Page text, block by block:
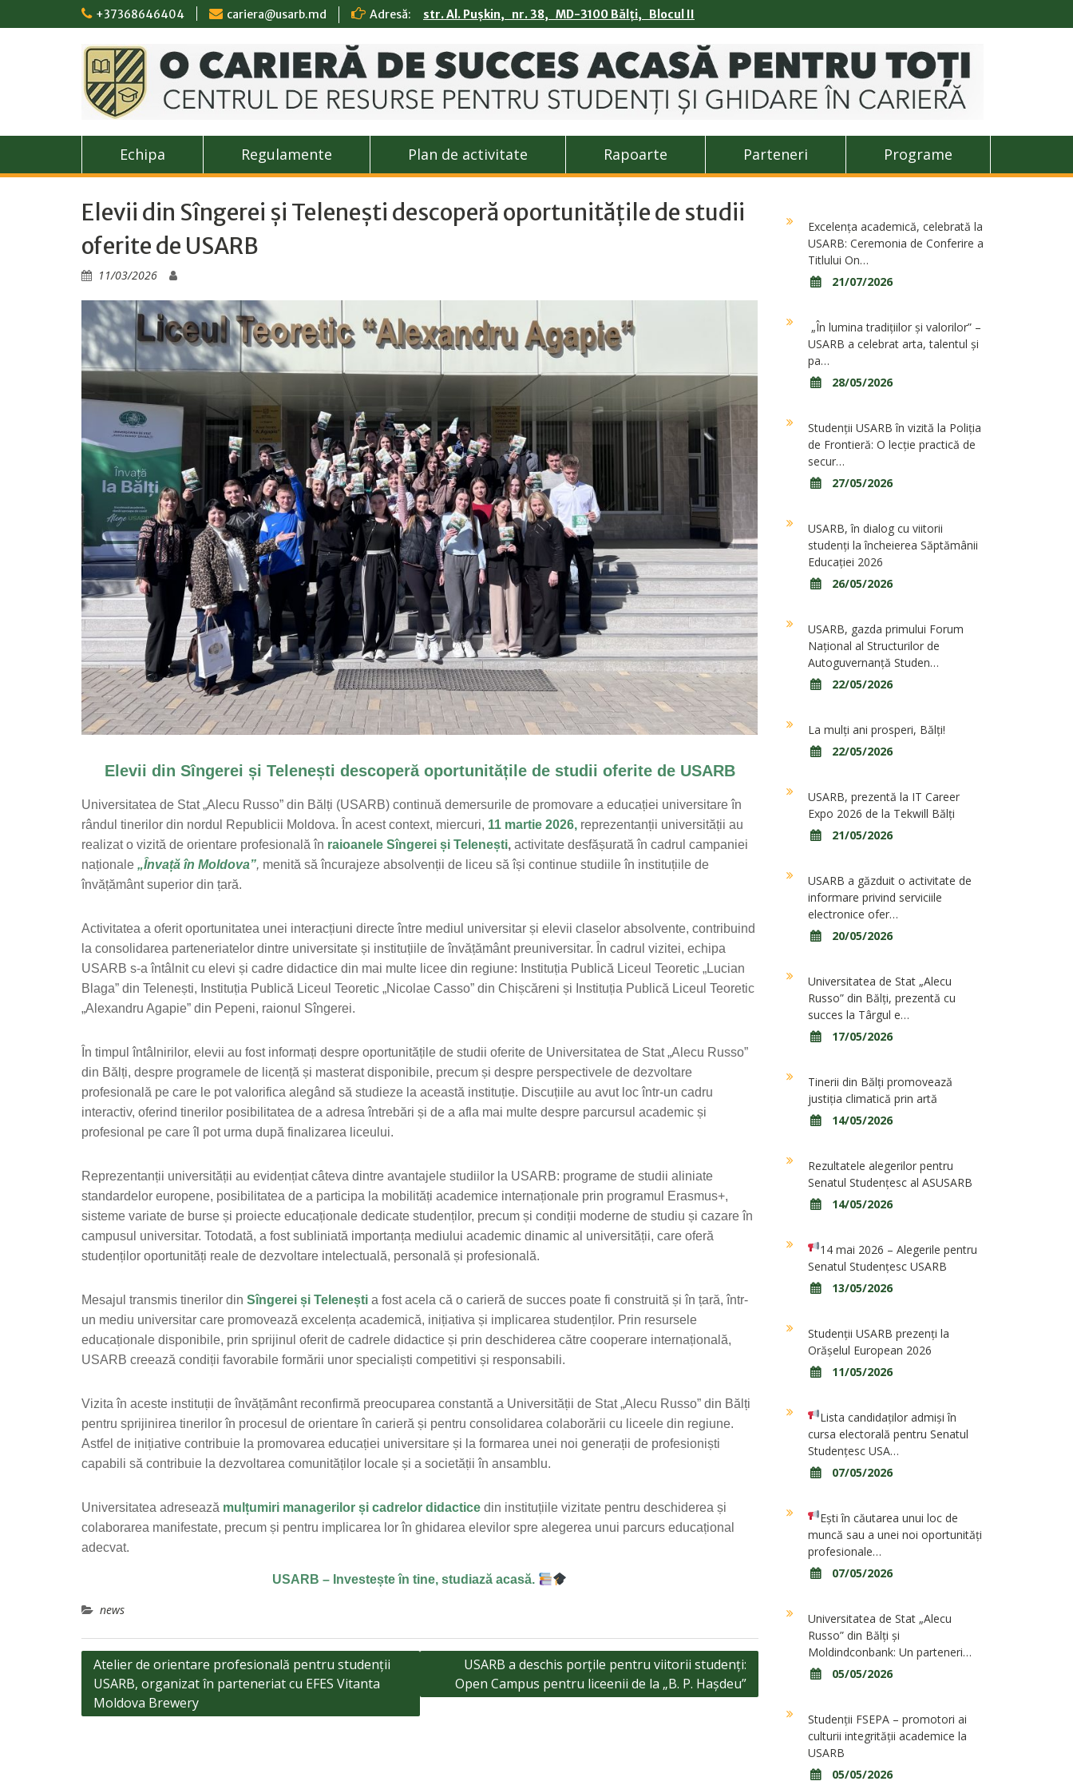
to
+37368646404 cariera@usarb.md Adresă: str. Al. Pușkin, nr. 38, MD-3100 Bălți, Blocul II
Echipa Regulamente Plan de activitate Rapoarte Parteneri Programe
Elevii din Sîngerei și Telenești descoperă oportunitățile de studii
oferite de USARB
11/03/2026
Elevii din Sîngerei și Telenești descoperă oportunitățile de studii oferite de USARB
Universitatea de Stat „Alecu Russo” din Bălți (USARB) continuă demersurile de promovare a educației universitare în
rândul tinerilor din nordul Republicii Moldova. În acest context, miercuri, 11 martie 2026, reprezentanții universității au
realizat o vizită de orientare profesională în raioanele Sîngerei și Telenești, activitate desfășurată în cadrul campaniei
naționale „Învață în Moldova”, menită să încurajeze absolvenții de liceu să își continue studiile în instituțiile de
învățământ superior din țară.
Activitatea a oferit oportunitatea unei interacțiuni directe între mediul universitar și elevii claselor absolvente, contribuind
la consolidarea parteneriatelor dintre universitate și instituțiile de învățământ preuniversitar. În cadrul vizitei, echipa
USARB s-a întâlnit cu elevi și cadre didactice din mai multe licee din regiune: Instituția Publică Liceul Teoretic „Lucian
Blaga” din Telenești, Instituția Publică Liceul Teoretic „Nicolae Casso” din Chișcăreni și Instituția Publică Liceul Teoretic
„Alexandru Agapie” din Pepeni, raionul Sîngerei.
În timpul întâlnirilor, elevii au fost informați despre oportunitățile de studii oferite de Universitatea de Stat „Alecu Russo”
din Bălți, despre programele de licență și masterat disponibile, precum și despre perspectivele de dezvoltare
profesională pe care le pot valorifica alegând să studieze la această instituție. Discuțiile au avut loc într-un cadru
interactiv, oferind tinerilor posibilitatea de a adresa întrebări și de a afla mai multe despre parcursul academic și
profesional pe care îl pot urma după finalizarea liceului.
Reprezentanții universității au evidențiat câteva dintre avantajele studiilor la USARB: programe de studii aliniate
standardelor europene, posibilitatea de a participa la mobilități academice internaționale prin programul Erasmus+,
sisteme variate de burse și proiecte educaționale dedicate studenților, precum și condiții moderne de studiu și cazare în
campusul universitar. Totodată, a fost subliniată importanța mediului academic dinamic al universității, care oferă
studenților oportunități reale de dezvoltare intelectuală, personală și profesională.
Mesajul transmis tinerilor din Sîngerei și Telenești a fost acela că o carieră de succes poate fi construită și în țară, într-
un mediu universitar care promovează excelența academică, inițiativa și implicarea studenților. Prin resursele
educaționale disponibile, prin sprijinul oferit de cadrele didactice și prin deschiderea către cooperare internațională,
USARB creează condiții favorabile formării unor specialiști competitivi și responsabili.
Vizita în aceste instituții de învățământ reconfirmă preocuparea constantă a Universității de Stat „Alecu Russo” din Bălți
pentru sprijinirea tinerilor în procesul de orientare în carieră și pentru consolidarea colaborării cu liceele din regiune.
Astfel de inițiative contribuie la promovarea educației universitare și la formarea unei noi generații de profesioniști
capabili să contribuie la dezvoltarea comunităților locale și a societății în ansamblu.
Universitatea adresează mulțumiri managerilor și cadrelor didactice din instituțiile vizitate pentru deschiderea și
colaborarea manifestate, precum și pentru implicarea lor în ghidarea elevilor spre alegerea unui parcurs educațional
adecvat.
USARB – Investește în tine, studiază acasă.
news
Navigare
în
articole
Atelier de orientare profesională pentru studenții
USARB, organizat în parteneriat cu EFES Vitanta
Moldova Brewery
USARB a deschis porțile pentru viitorii studenți:
Open Campus pentru liceenii de la „B. P. Hașdeu”
Excelența academică, celebrată la
USARB: Ceremonia de Conferire a
Titlului On…
21/07/2026
„În lumina tradițiilor și valorilor” –
USARB a celebrat arta, talentul și
pa…
28/05/2026
Studenții USARB în vizită la Poliția
de Frontieră: O lecție practică de
secur…
27/05/2026
USARB, în dialog cu viitorii
studenți la încheierea Săptămânii
Educației 2026
26/05/2026
USARB, gazda primului Forum
Național al Structurilor de
Autoguvernanță Studen…
22/05/2026
La mulți ani prosperi, Bălți!
22/05/2026
USARB, prezentă la IT Career
Expo 2026 de la Tekwill Bălți
21/05/2026
USARB a găzduit o activitate de
informare privind serviciile
electronice ofer…
20/05/2026
Universitatea de Stat „Alecu
Russo” din Bălți, prezentă cu
succes la Târgul e…
17/05/2026
Tinerii din Bălți promovează
justiția climatică prin artă
14/05/2026
Rezultatele alegerilor pentru
Senatul Studențesc al ASUSARB
14/05/2026
14 mai 2026 – Alegerile pentru
Senatul Studențesc USARB
13/05/2026
Studenții USARB prezenți la
Orășelul European 2026
11/05/2026
Lista candidaților admiși în
cursa electorală pentru Senatul
Studențesc USA…
07/05/2026
Ești în căutarea unui loc de
muncă sau a unei noi oportunități
profesionale…
07/05/2026
Universitatea de Stat „Alecu
Russo” din Bălți și
Moldindconbank: Un parteneri…
05/05/2026
Studenții FSEPA – promotori ai
culturii integrității academice la
USARB
05/05/2026